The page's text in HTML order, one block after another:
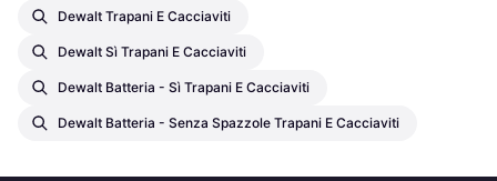
Dewalt Trapani E Cacciaviti
Dewalt Sì Trapani E Cacciaviti
Dewalt Batteria - Sì Trapani E Cacciaviti
Dewalt Batteria - Senza Spazzole Trapani E Cacciaviti